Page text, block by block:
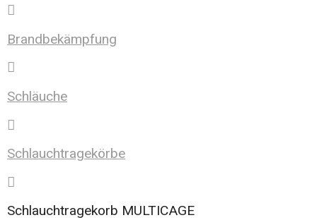
Brandbekämpfung
Schläuche
Schlauchtragekörbe
Schlauchtragekorb MULTICAGE